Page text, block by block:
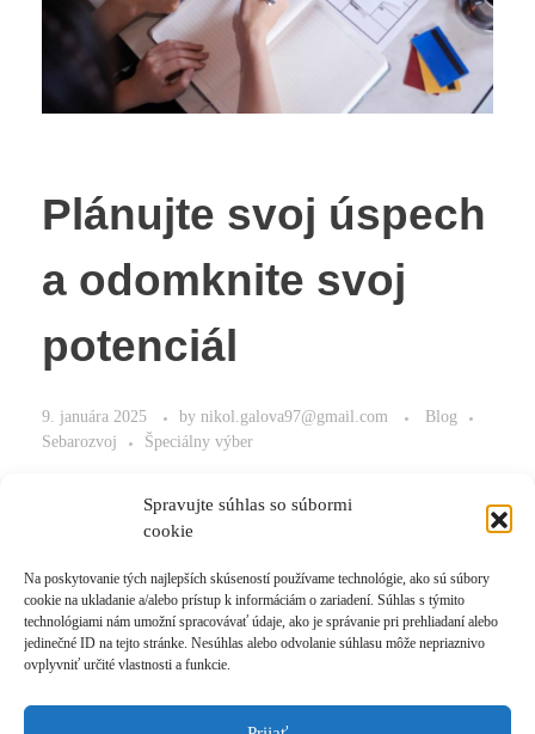
Spravujte súhlas so súbormi
cookie
Na poskytovanie tých najlepších skúseností používame technológie, ako sú súbory
cookie na ukladanie a/alebo prístup k informáciám o zariadení. Súhlas s týmito
technológiami nám umožní spracovávať údaje, ako je správanie pri prehliadaní alebo
jedinečné ID na tejto stránke. Nesúhlas alebo odvolanie súhlasu môže nepriaznivo
ovplyvniť určité vlastnosti a funkcie.
Plánujte svoj úspech
a odomknite svoj
potenciál
9. januára 2025 by nikol.galova97@gmail.com
Blog
Sebarozvoj
Špeciálny výber
Plánujte si svoje kroky k úspechom.
Read More